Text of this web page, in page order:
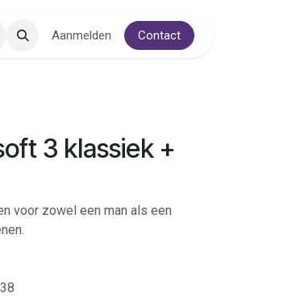
Aanmelden Contact
3 klassiek +
voor zowel een man als een